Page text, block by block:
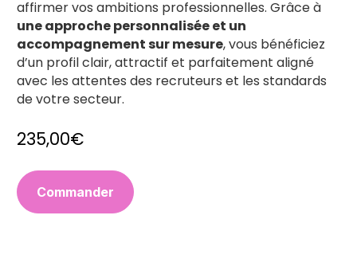
une approche personnalisée et un
accompagnement sur mesure, vous bénéficiez
d’un profil clair, attractif et parfaitement aligné
avec les attentes des recruteurs et les standards
de votre secteur.
235,00€
Commander